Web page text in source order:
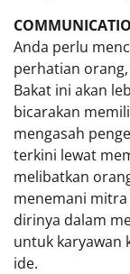
Anda perlu
perhatian
Bakat ini akan
bicarakan
mengasah
terkini lewat
melibatkan
menemani
dirinya dalam
untuk karyawan
ide.